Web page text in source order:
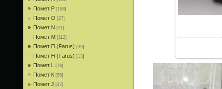
Помет P [188]
Помет О [27]
Помет N [21]
Помет M [112]
Помет П (Farus) [39]
Помет Н (Farus) [13]
Помет L [78]
Помет К [55]
Помет J [47]